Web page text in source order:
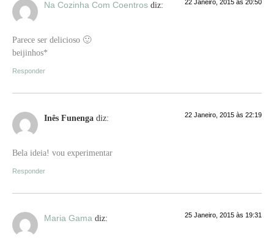
Na Cozinha Com Coentros diz: 22 Janeiro, 2015 às 20:50
Parece ser delicioso 🙂
beijinhos*
Responder
Inês Funenga diz: 22 Janeiro, 2015 às 22:19
Bela ideia! vou experimentar
Responder
Maria Gama diz: 25 Janeiro, 2015 às 19:31